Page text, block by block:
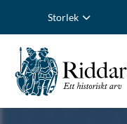
Storlek